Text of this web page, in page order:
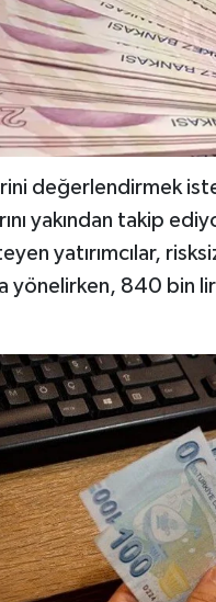
değerlendirmek
yakından takip
yatırımcılar,
yönelirken, 840 bin